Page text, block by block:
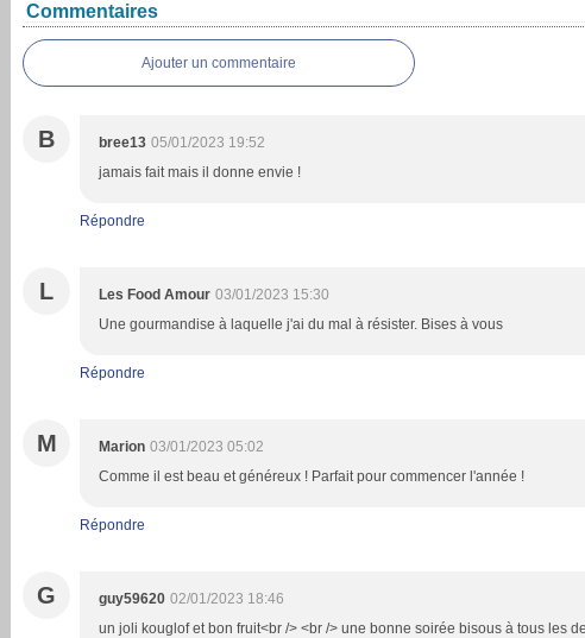
Commentaires
Ajouter un commentaire
B bree13 05/01/2023 19:52
jamais fait mais il donne envie !
Répondre
L Les Food Amour 03/01/2023 15:30
Une gourmandise à laquelle j'ai du mal à résister. Bises à vous
Répondre
M Marion 03/01/2023 05:02
Comme il est beau et généreux ! Parfait pour commencer l'année !
Répondre
G guy59620 02/01/2023 18:46
un joli kouglof et bon fruit<br /> <br /> une bonne soirée bisous à tous les